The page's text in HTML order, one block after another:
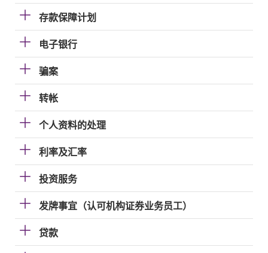
存款保障计划
电子银行
骗案
转帐
个人资料的处理
利率及汇率
投资服务
发牌事宜（认可机构证券业务员工）
贷款